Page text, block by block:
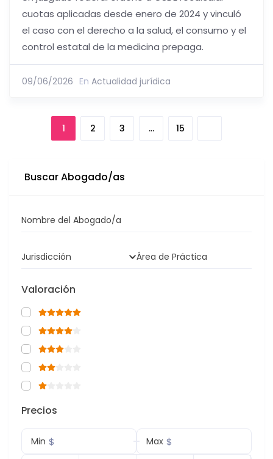
cuotas aplicadas desde enero de 2024 y vinculó
el caso con el derecho a la salud, el consumo y el
control estatal de la medicina prepaga.
09/06/2026 En Actualidad jurídica
1 2 3 … 15
Buscar Abogado/as
Nombre del Abogado/a
Jurisdicción Área de Práctica
Valoración
Precios
Min $ Max $